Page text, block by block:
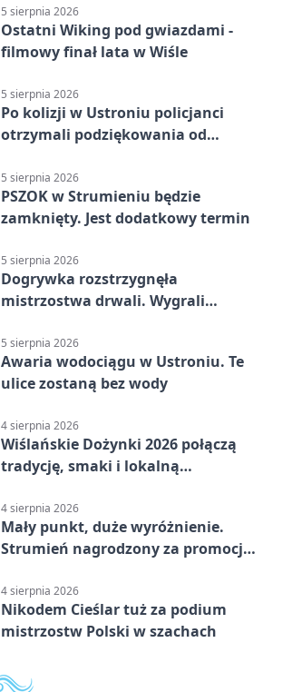
5 sierpnia 2026
Ostatni Wiking pod gwiazdami -
filmowy finał lata w Wiśle
5 sierpnia 2026
Po kolizji w Ustroniu policjanci
otrzymali podziękowania od
5 sierpnia 2026
PSZOK w Strumieniu będzie
zamknięty. Jest dodatkowy termin
5 sierpnia 2026
Dogrywka rozstrzygnęła
mistrzostwa drwali. Wygrali
5 sierpnia 2026
Awaria wodociągu w Ustroniu. Te
ulice zostaną bez wody
4 sierpnia 2026
Wiślańskie Dożynki 2026 połączą
tradycję, smaki i lokalną
4 sierpnia 2026
Mały punkt, duże wyróżnienie.
Strumień nagrodzony za promocję
4 sierpnia 2026
Nikodem Cieślar tuż za podium
mistrzostw Polski w szachach